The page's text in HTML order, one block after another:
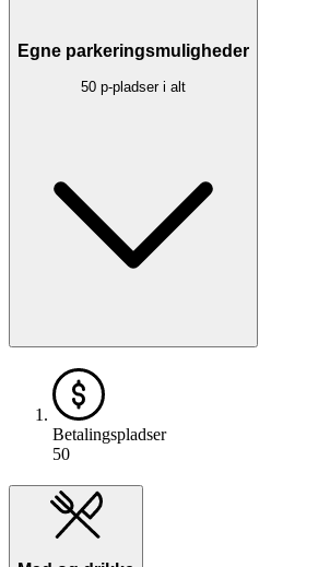
Egne parkeringsmuligheder
50 p-pladser i alt
Betalingspladser
50